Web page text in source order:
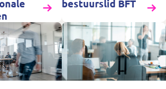
bestuurslid BFT